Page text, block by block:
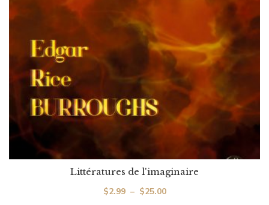
Littératures de l'imaginaire
$2.99 – $25.00Plage